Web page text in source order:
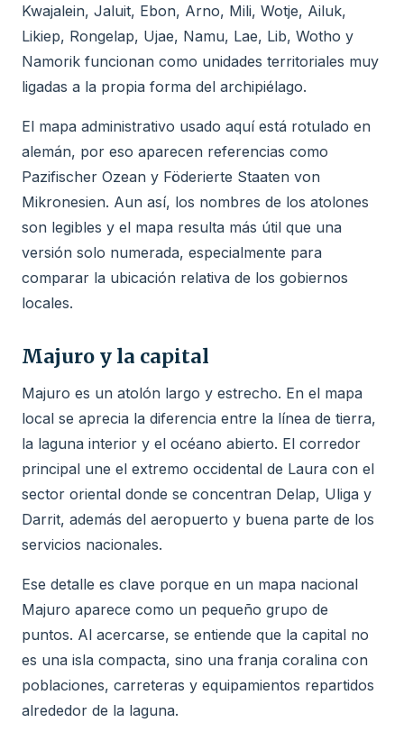
Kwajalein, Jaluit, Ebon, Arno, Mili, Wotje, Ailuk,
Likiep, Rongelap, Ujae, Namu, Lae, Lib, Wotho y
Namorik funcionan como unidades territoriales muy
ligadas a la propia forma del archipiélago.
El mapa administrativo usado aquí está rotulado en
alemán, por eso aparecen referencias como
Pazifischer Ozean y Föderierte Staaten von
Mikronesien. Aun así, los nombres de los atolones
son legibles y el mapa resulta más útil que una
versión solo numerada, especialmente para
comparar la ubicación relativa de los gobiernos
locales.
Majuro y la capital
Majuro es un atolón largo y estrecho. En el mapa
local se aprecia la diferencia entre la línea de tierra,
la laguna interior y el océano abierto. El corredor
principal une el extremo occidental de Laura con el
sector oriental donde se concentran Delap, Uliga y
Darrit, además del aeropuerto y buena parte de los
servicios nacionales.
Ese detalle es clave porque en un mapa nacional
Majuro aparece como un pequeño grupo de
puntos. Al acercarse, se entiende que la capital no
es una isla compacta, sino una franja coralina con
poblaciones, carreteras y equipamientos repartidos
alrededor de la laguna.